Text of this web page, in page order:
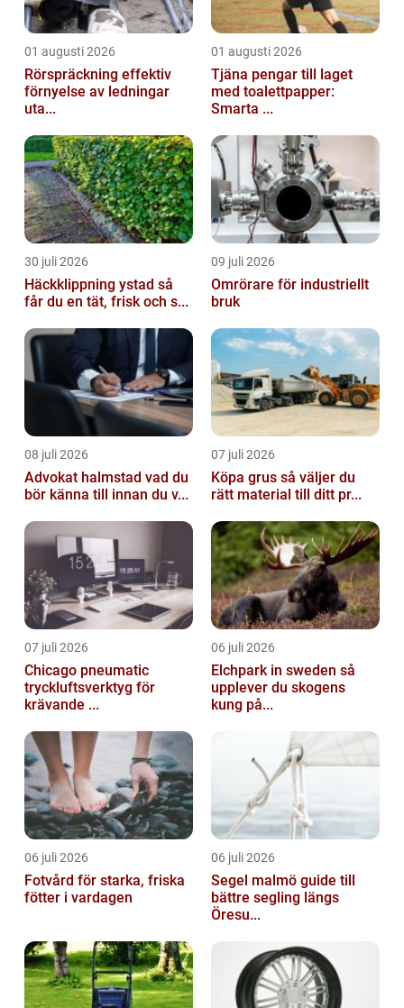
01 augusti 2026
Rörspräckning effektiv
förnyelse av ledningar
uta...
01 augusti 2026
Tjäna pengar till laget
med toalettpapper:
Smarta ...
30 juli 2026
Häckklippning ystad så
får du en tät, frisk och s...
09 juli 2026
Omrörare för industriellt
bruk
08 juli 2026
Advokat halmstad vad du
bör känna till innan du v...
07 juli 2026
Köpa grus så väljer du
rätt material till ditt pr...
07 juli 2026
Chicago pneumatic
tryckluftsverktyg för
krävande ...
06 juli 2026
Elchpark in sweden så
upplever du skogens
kung på...
06 juli 2026
Fotvård för starka, friska
fötter i vardagen
06 juli 2026
Segel malmö guide till
bättre segling längs
Öresu...